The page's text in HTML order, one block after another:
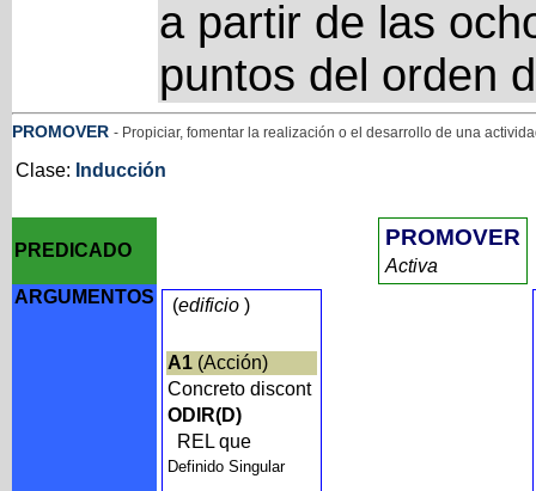
a partir de las
puntos del orden
PROMOVER - Propiciar, fomentar la realización o el desarrollo de una
Clase: Inducción
PREDICADO
PROMOVER
Activa
ARGUMENTOS
(edificio)
A1(Acción)
Concreto discont
ODIR(D)
REL que
Definido Singular